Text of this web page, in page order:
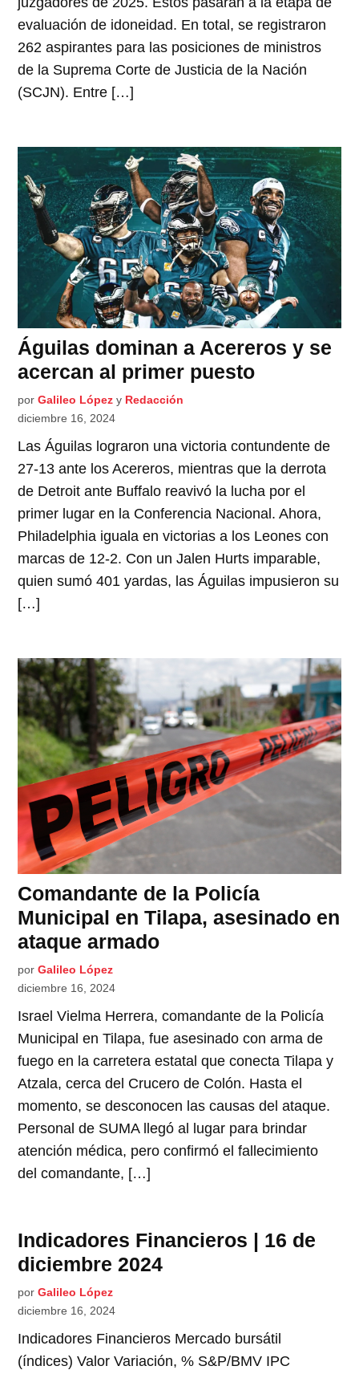
evaluación de idoneidad. En total, se registraron
262 aspirantes para las posiciones de ministros
de la Suprema Corte de Justicia de la Nación
(SCJN). Entre […]
Águilas dominan a Acereros y se
acercan al primer puesto
por Galileo López y Redacción
diciembre 16, 2024
Las Águilas lograron una victoria contundente de
27-13 ante los Acereros, mientras que la derrota
de Detroit ante Buffalo reavivó la lucha por el
primer lugar en la Conferencia Nacional. Ahora,
Philadelphia iguala en victorias a los Leones con
marcas de 12-2. Con un Jalen Hurts imparable,
quien sumó 401 yardas, las Águilas impusieron su
[…]
Comandante de la Policía
Municipal en Tilapa, asesinado en
ataque armado
por Galileo López
diciembre 16, 2024
Israel Vielma Herrera, comandante de la Policía
Municipal en Tilapa, fue asesinado con arma de
fuego en la carretera estatal que conecta Tilapa y
Atzala, cerca del Crucero de Colón. Hasta el
momento, se desconocen las causas del ataque.
Personal de SUMA llegó al lugar para brindar
atención médica, pero confirmó el fallecimiento
del comandante, […]
Indicadores Financieros | 16 de
diciembre 2024
por Galileo López
diciembre 16, 2024
Indicadores Financieros Mercado bursátil
(índices) Valor Variación, % S&P/BMV IPC